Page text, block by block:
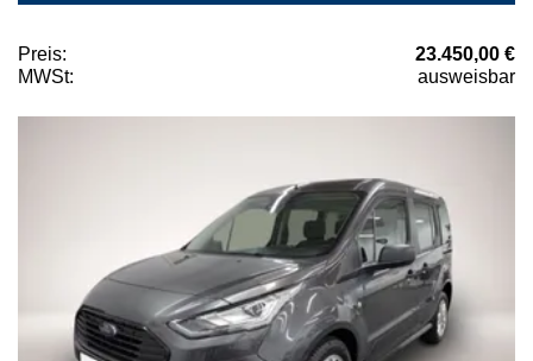
Preis:
23.450,00 €
MWSt:
ausweisbar